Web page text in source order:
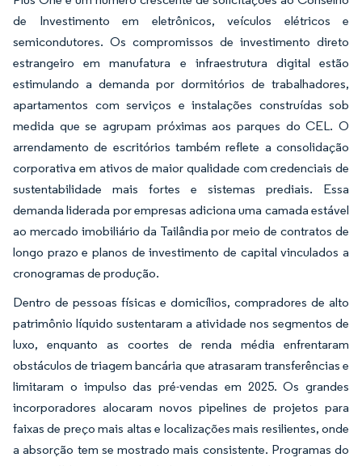
de Investimento em eletrônicos, veículos elétricos e
semicondutores. Os compromissos de investimento direto
estrangeiro em manufatura e infraestrutura digital estão
estimulando a demanda por dormitórios de trabalhadores,
apartamentos com serviços e instalações construídas sob
medida que se agrupam próximas aos parques do CEL. O
arrendamento de escritórios também reflete a consolidação
corporativa em ativos de maior qualidade com credenciais de
sustentabilidade mais fortes e sistemas prediais. Essa
demanda liderada por empresas adiciona uma camada estável
ao mercado imobiliário da Tailândia por meio de contratos de
longo prazo e planos de investimento de capital vinculados a
cronogramas de produção.
Dentro de pessoas físicas e domicílios, compradores de alto
patrimônio líquido sustentaram a atividade nos segmentos de
luxo, enquanto as coortes de renda média enfrentaram
obstáculos de triagem bancária que atrasaram transferências e
limitaram o impulso das pré-vendas em 2025. Os grandes
incorporadores alocaram novos pipelines de projetos para
faixas de preço mais altas e localizações mais resilientes, onde
a absorção tem se mostrado mais consistente. Programas do